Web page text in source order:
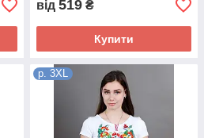
від 519 ₴
Купити
р. 3XL